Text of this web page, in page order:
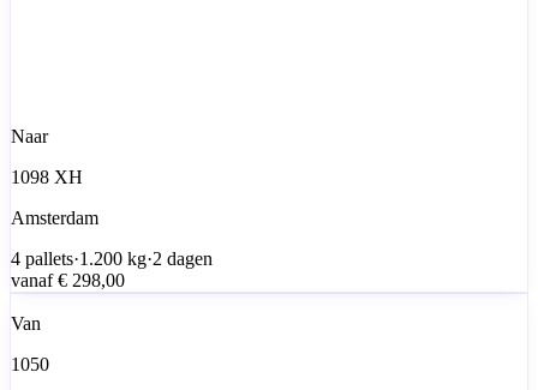
Naar
1098 XH
Amsterdam
4 pallets·1.200 kg·2 dagen
vanaf€ 298,00
Van
1050